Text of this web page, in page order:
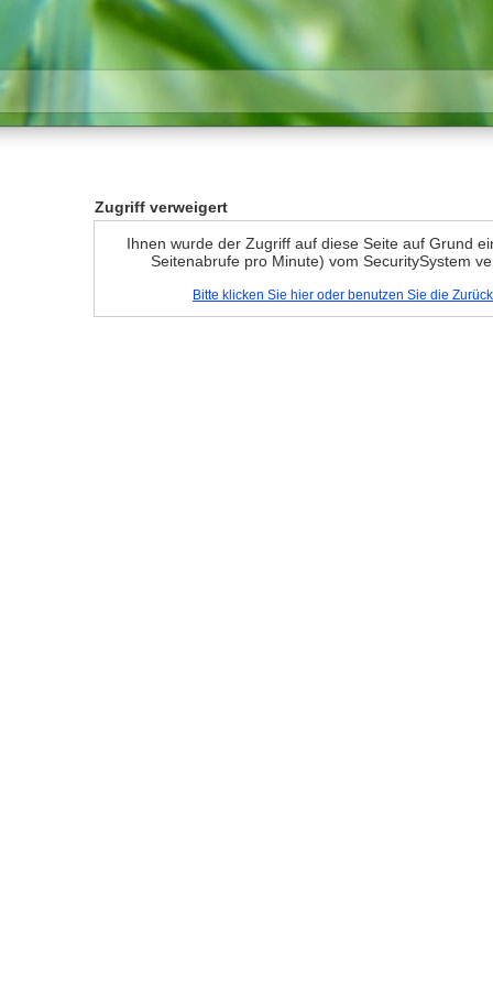
Zugriff verweigert
Ihnen wurde der Zugriff auf diese Seite auf Grund
Seitenabrufe pro Minute) vom SecuritySystem
Bitte klicken Sie hier oder benutzen Sie die